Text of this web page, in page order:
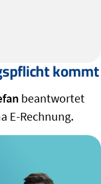
kommt
beantwortet
E-Rechnung.